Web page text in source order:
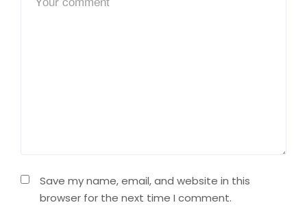
Save my name, email, and website in this
browser for the next time I comment.